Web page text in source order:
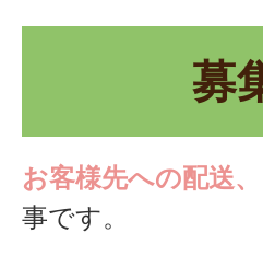
募
お客様先への配送
事です。